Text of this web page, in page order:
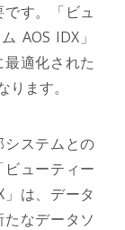
す。「ビュ
AOS IDX」
適化された
ます。
ステムとの
ューティー
は、データ
なデータソ